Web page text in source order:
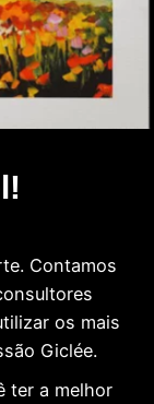
Contamos
os mais
Giclée.
ter a melhor